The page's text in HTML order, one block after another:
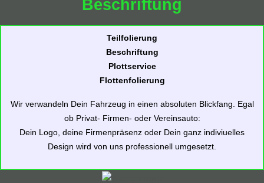
Beschriftung
Teilfolierung
Beschriftung
Plottservice
Flottenfolierung
Wir verwandeln Dein Fahrzeug in einen absoluten Blickfang. Egal
ob Privat- Firmen- oder Vereinsauto:
Dein Logo, deine Firmenpräsenz oder Dein ganz indiviuelles
Design wird von uns professionell umgesetzt.